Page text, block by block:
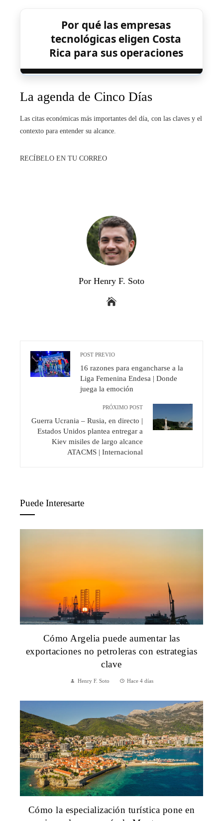
Por qué las empresas
tecnológicas eligen Costa
Rica para sus operaciones
La agenda de Cinco Días
Las citas económicas más importantes del día, con las claves y el
contexto para entender su alcance.
RECÍBELO EN TU CORREO
Por Henry F. Soto
POST PREVIO
16 razones para engancharse a la
Liga Femenina Endesa | Donde
juega la emoción
PRÓXIMO POST
Guerra Ucrania – Rusia, en directo |
Estados Unidos plantea entregar a
Kiev misiles de largo alcance
ATACMS | Internacional
Puede Interesarte
Cómo Argelia puede aumentar las
exportaciones no petroleras con estrategias
clave
Henry F. Soto Hace 4 días
Cómo la especialización turística pone en